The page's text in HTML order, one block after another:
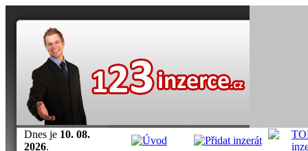
Dnes je 10. 08.
2026.